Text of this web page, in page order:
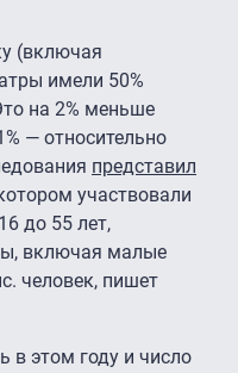
(включая
имели 50%
на 2% меньше
— относительно
представил
участвовали
до 55 лет,
включая малые
человек, пишет
в этом году и число